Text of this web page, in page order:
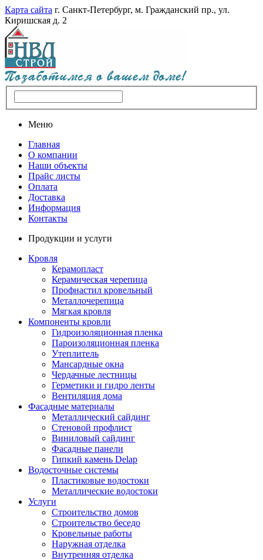
Карта сайта г. Санкт-Петербург, м. Гражданский пр., ул.
Киришская д. 2
Меню
Главная
О компании
Наши объекты
Прайс листы
Оплата
Доставка
Информация
Контакты
Продукции и услуги
Кровля
Керамопласт
Керамическая черепица
Профнастил кровельный
Металлочерепица
Мягкая кровля
Компоненты кровли
Гидроизоляционная пленка
Пароизоляционная пленка
Утеплитель
Мансардные окна
Чердачные лестницы
Герметики и гидро ленты
Вентиляция дома
Фасадные материалы
Металлический сайдинг
Стеновой профлист
Виниловый сайдинг
Фасадные панели
Гипкий камень Delap
Водосточные системы
Пластиковые водостоки
Металлические водостоки
Услуги
Строительство домов
Строительство беседо
Кровельные работы
Наружная отделка
Внутренняя отделка